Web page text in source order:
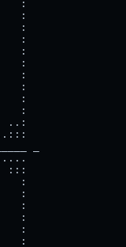
:
:
:
:
:
:
:
:
:
:
..:
_
:::
:
:
:
:
:
: